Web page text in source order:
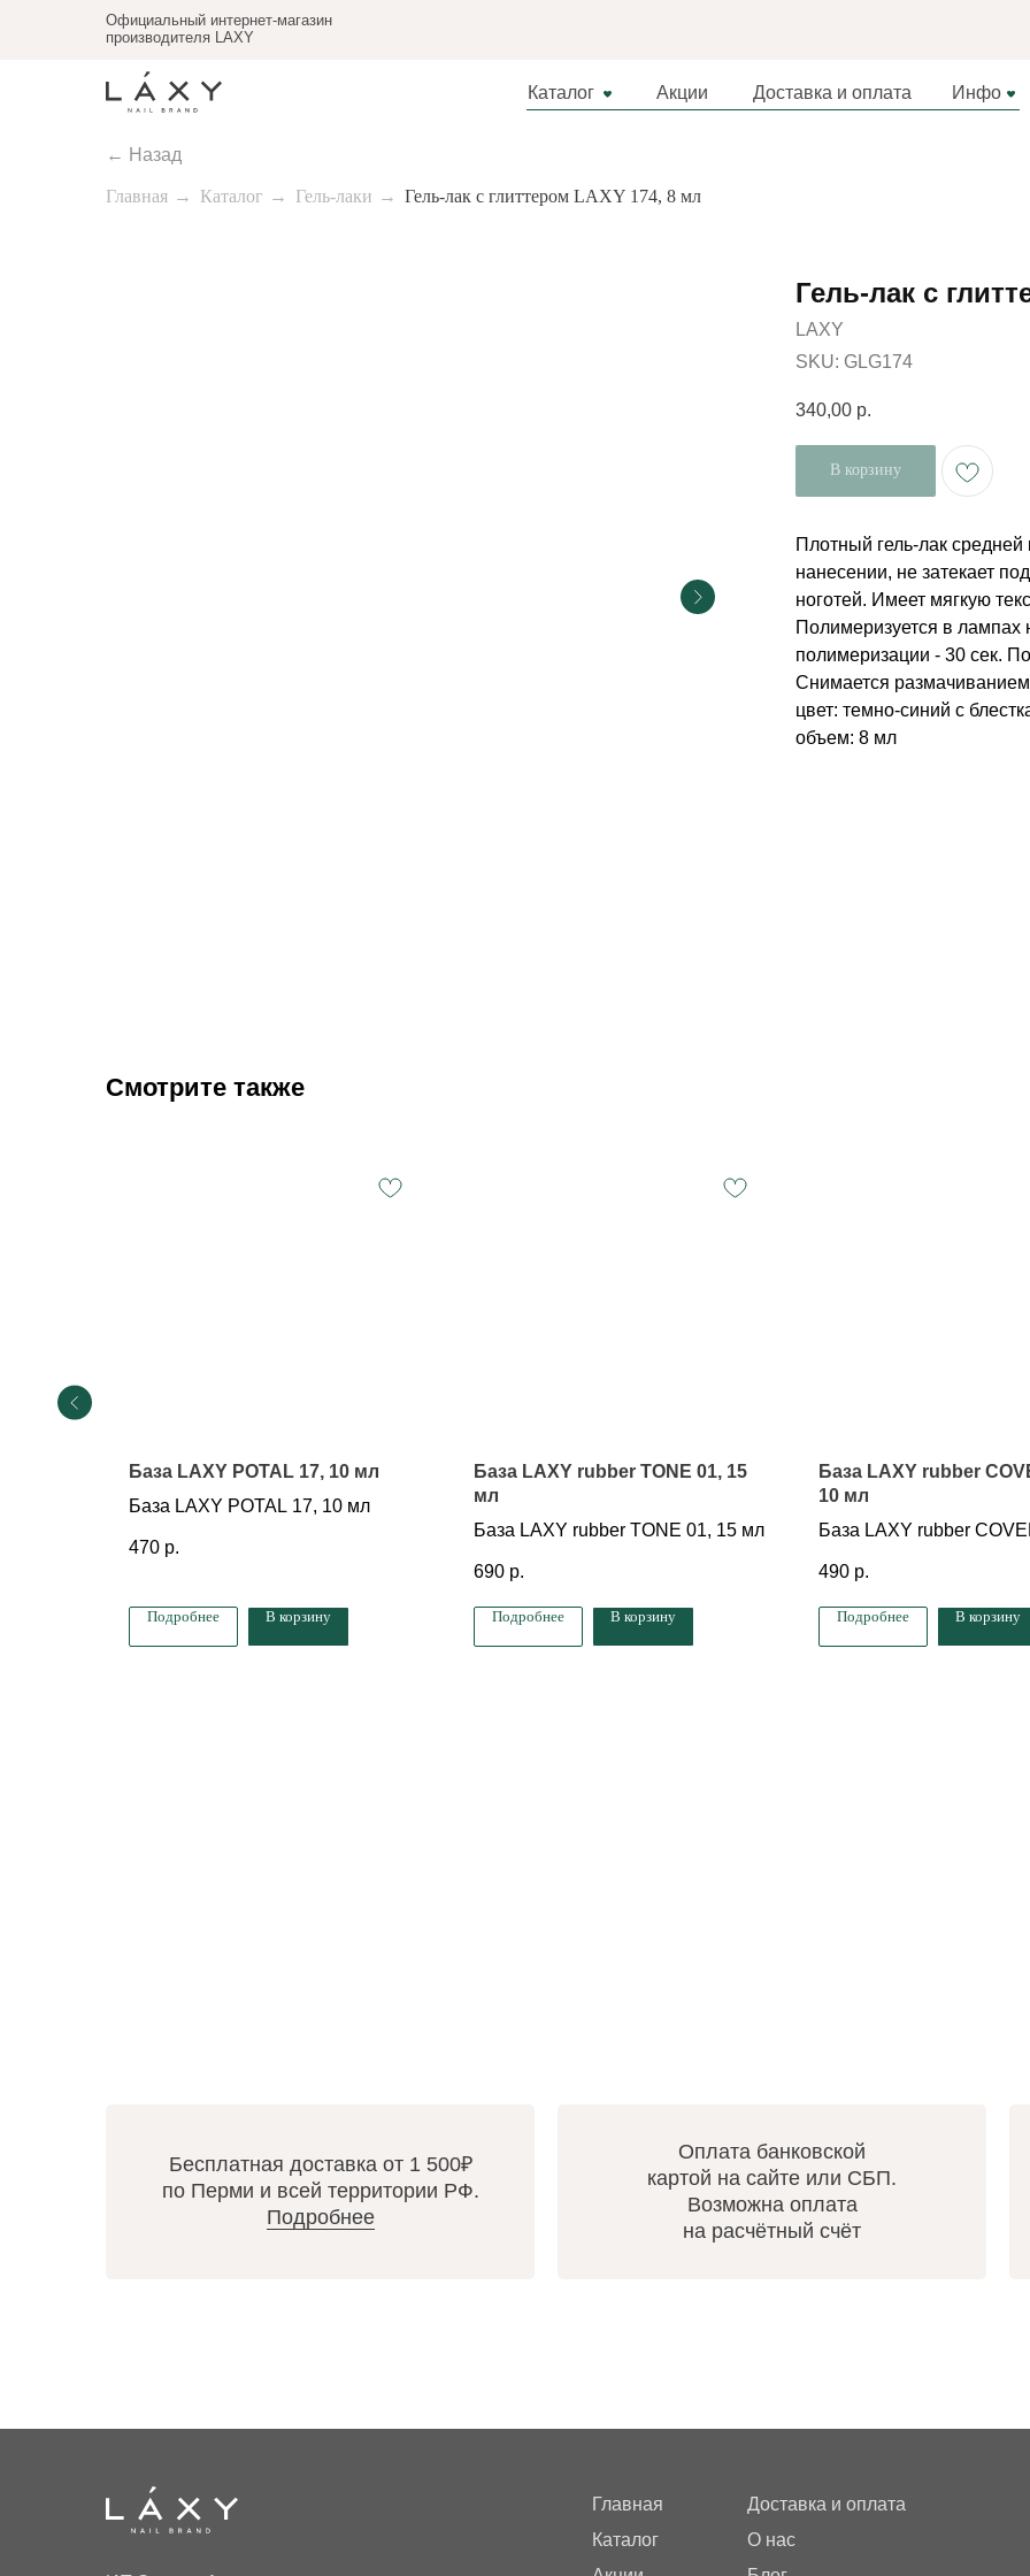
Официальный интернет-магазин
производителя LAXY
Каталог Инфо
Акции Доставка и оплата
← Назад
Главная → Каталог → Гель-лаки → Гель-лак с глиттером LAXY 174, 8 мл
Гель-лак с
LAXY
SKU: GLG174
340,00 р.
В корзину
Плотный гель-лак
нанесении, не затекает
ноготей. Имеет мягкую
Полимеризуется в
полимеризации - 30 сек.
Снимается
цвет: темно-синий с
объем: 8 мл
Смотрите также
База LAXY POTAL 17, 10 мл
База LAXY POTAL 17, 10 мл
470 р.
Подробнее В корзину
База LAXY rubber TONE 01, 15
мл
База LAXY rubber TONE 01, 15 мл
690 р.
Подробнее В корзину
База LAXY rubber
10 мл
База LAXY rubber
490 р.
Подробнее В корзину
Бесплатная доставка от 1 500₽
по Перми и всей территории РФ.
Подробнее
Оплата банковской
картой на сайте или СБП.
Возможна оплата
на расчётный счёт
Главная
Каталог
Доставка и оплата
О нас